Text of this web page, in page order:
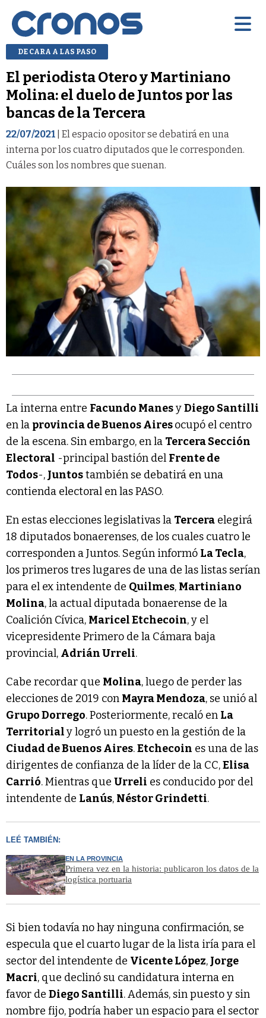
DE CARA A LAS PASO
El periodista Otero y Martiniano
Molina: el duelo de Juntos por las
bancas de la Tercera
22/07/2021 | El espacio opositor se debatirá en una
interna por los cuatro diputados que le corresponden.
Cuáles son los nombres que suenan.
La interna entre Facundo ManesyDiego Santilli
en la provincia de Buenos Airesocupó el centro
de la escena. Sin embargo, en la Tercera Sección
Electoral -principal bastión del Frente de
Todos-, Juntostambién se debatirá en una
contienda electoral en las PASO.
En estas elecciones legislativas la Tercera elegirá
18 diputados bonaerenses, de los cuales cuatro le
corresponden a Juntos. Según informó La Tecla,
los primeros tres lugares de una de las listas serían
para el ex intendente de Quilmes, Martiniano
Molina, la actual diputada bonaerense de la
Coalición Cívica, Maricel Etchecoin, y el
vicepresidente Primero de la Cámara baja
provincial, Adrián Urreli.
Cabe recordar que Molina, luego de perder las
elecciones de 2019 con Mayra Mendoza, se unió al
Grupo Dorrego. Posteriormente, recaló en La
Territorialy logró un puesto en la gestión de la
Ciudad de Buenos Aires.Etchecoin es una de las
dirigentes de confianza de la líder de la CC,Elisa
Carrió. Mientras que Urreli es conducido por del
intendente de Lanús, Néstor Grindetti.
LEÉ TAMBIÉN:
EN LA PROVINCIA
Primera vez en la historia: publicaron los datos de la
logística portuaria
Si bien todavía no hay ninguna confirmación, se
especula que el cuarto lugar de la lista iría para el
sector del intendente de Vicente López, Jorge
Macri, que declinó su candidatura interna en
favor de Diego Santilli. Además, sin puesto y sin
nombre fijo, podría haber un espacio para el sector